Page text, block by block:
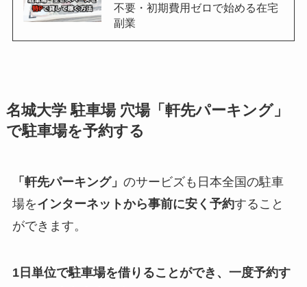
不要・初期費用ゼロで始める在宅
副業
名城大学駐車場 穴場「軒先パーキング」
で駐車場を予約する
「軒先パーキング」 のサービズも日本全国の駐車
場をインターネットから事前に安く予約すること
ができます。
1日単位で駐車場を借りることができ、一度予約す